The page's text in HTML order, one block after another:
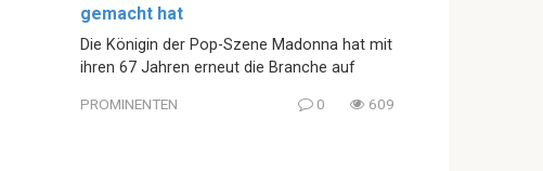
gemacht hat
Die Königin der Pop-Szene Madonna hat mit
ihren 67 Jahren erneut die Branche auf
PROMINENTEN 0 609